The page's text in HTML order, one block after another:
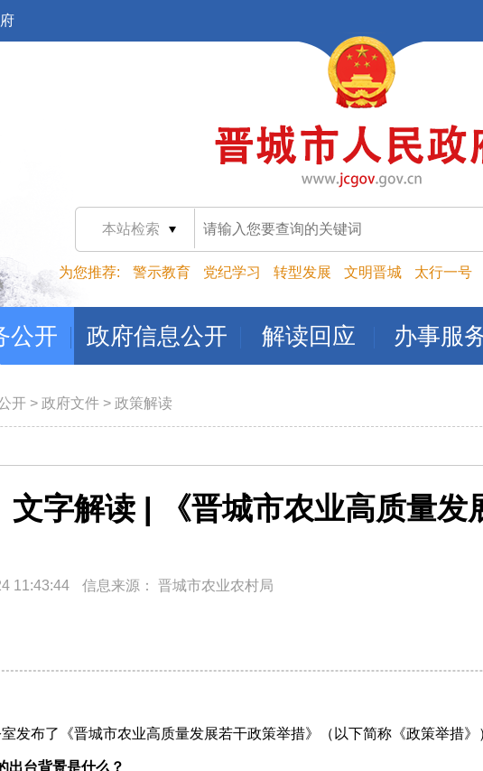
本站检索
为您推荐: 警示教育 党纪学习 转型发展 文明晋城 太行一号
公开 政府信息公开 解读回应 办事服
开 > 政府文件 > 政策解读
文字解读 | 《晋城市农业高质量发
11:43:44 信息来源： 晋城市农业农村局
发布了《晋城市农业高质量发展若干政策举措》（以下简称《政策举措》
出台背景是什么？